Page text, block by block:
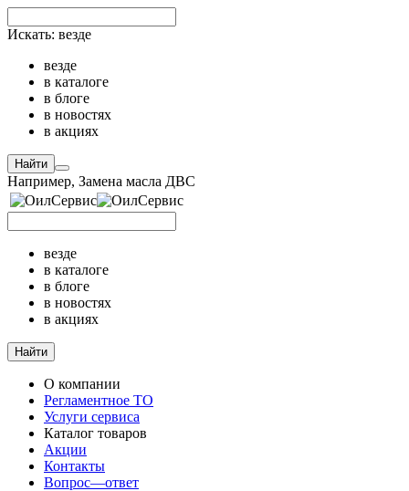
Искать: везде
везде
в каталоге
в блоге
в новостях
в акциях
Найти
Например, Замена масла ДВС
везде
в каталоге
в блоге
в новостях
в акциях
Найти
О компании
Регламентное ТО
Услуги сервиса
Каталог товаров
Акции
Контакты
Вопрос—ответ